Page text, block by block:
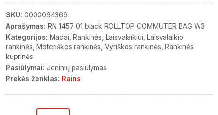
SKU: 0000064369
Aprašymas: RN_1457 01 black ROLLTOP COMMUTER BAG W3
Kategorijos: Madai Rankinės Laisvalaikiui Laisvalaikio
rankinės Moteriškos rankinės Vyriškos rankinės Rankinės
kuprinės
Pasiūlymai: Joninių pasiūlymas
Prekės ženklas: Rains